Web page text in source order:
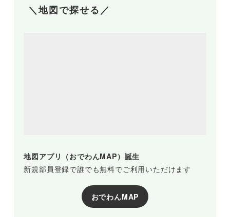
＼地図で探せる／
地図アプリ（おでわんMAP）誕生
新規部員登録で誰でも無料でご利用いただけます
おでわんMAP